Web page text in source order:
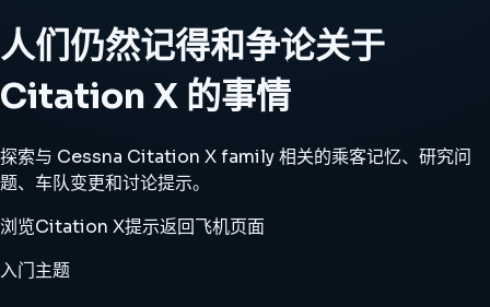
人们仍然记得和争论关于
Citation X 的事情
探索与 Cessna Citation X family 相关的乘客记忆、研究问
题、车队变更和讨论提示。
浏览Citation X提示返回飞机页面
入门主题